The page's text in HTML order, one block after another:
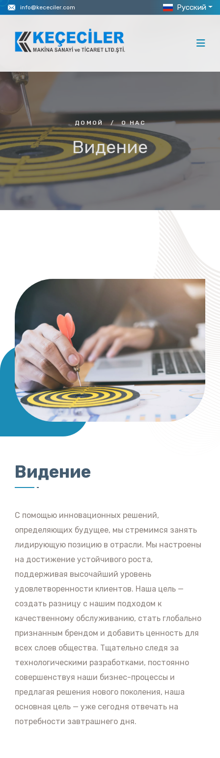
info@kececiler.com Русский
ДОМОЙ / О НАС
Видение
Видение
С помощью инновационных решений,
определяющих будущее, мы стремимся занять
лидирующую позицию в отрасли. Мы настроены
на достижение устойчивого роста,
поддерживая высочайший уровень
удовлетворенности клиентов. Наша цель —
создать разницу с нашим подходом к
качественному обслуживанию, стать глобально
признанным брендом и добавить ценность для
всех слоев общества. Тщательно следя за
технологическими разработками, постоянно
совершенствуя наши бизнес-процессы и
предлагая решения нового поколения, наша
основная цель — уже сегодня отвечать на
потребности завтрашнего дня.